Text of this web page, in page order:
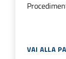
VAI ALLA